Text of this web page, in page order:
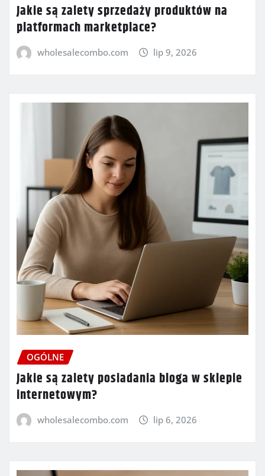
Jakie są zalety sprzedaży produktów na
platformach marketplace?
wholesalecombo.com lip 9, 2026
OGÓLNE
Jakie są zalety posiadania bloga w sklepie
internetowym?
wholesalecombo.com lip 6, 2026